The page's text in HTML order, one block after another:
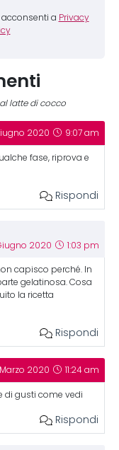
a Privacy
latte di cocco
2020 9:07 am
fase, riprova e
Rispondi
2020 1:03 pm
capisco perché. In
gelatinosa. Cosa
la ricetta
Rispondi
2020 11:24 am
di gusti come vedi
Rispondi